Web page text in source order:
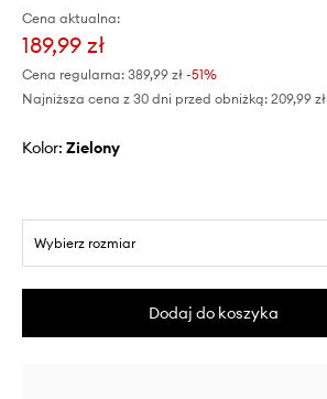
Cena aktualna:
189,99 zł
Cena regularna: 389,99 zł -51%
Najniższa cena z 30 dni przed obniżką: 209,99 zł
Kolor: zielony
Wybierz rozmiar
Dodaj do koszyka